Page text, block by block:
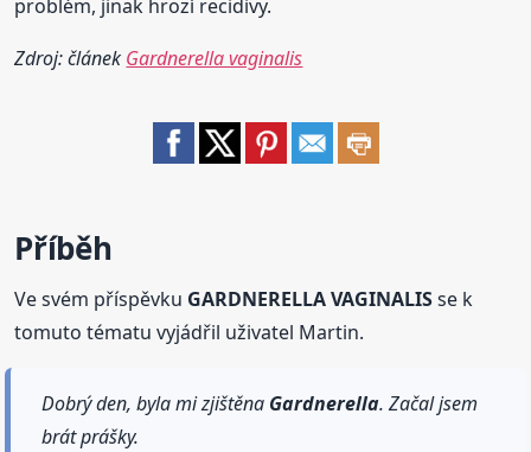
problém, jinak hrozí recidivy.
Zdroj: článek Gardnerella vaginalis
Příběh
Ve svém příspěvku GARDNERELLA VAGINALISse k
tomuto tématu vyjádřil uživatel Martin.
Dobrý den, byla mi zjištěna Gardnerella. Začal jsem
brát prášky.